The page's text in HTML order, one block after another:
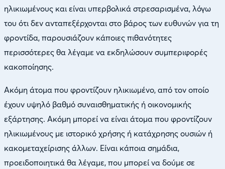
ηλικιωμένους και είναι υπερβολικά στρεσαρισμένα, λόγω
του ότι δεν ανταπεξέρχονται στο βάρος των ευθυνών για τη
φροντίδα, παρουσιάζουν κάποιες πιθανότητες
περισσότερες θα λέγαμε να εκδηλώσουν συμπεριφορές
κακοποίησης.
Ακόμη άτομα που φροντίζουν ηλικιωμένο, από τον οποίο
έχουν υψηλό βαθμό συναισθηματικής ή οικονομικής
εξάρτησης. Ακόμη μπορεί να είναι άτομα που φροντίζουν
ηλικιωμένους με ιστορικό χρήσης ή κατάχρησης ουσιών ή
κακομεταχείρισης άλλων. Είναι κάποια σημάδια,
προειδοποιητικά θα λέγαμε, που μπορεί να δούμε σε